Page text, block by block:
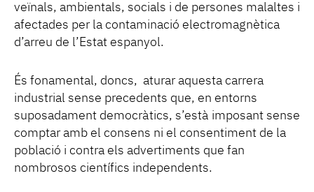
veïnals, ambientals, socials i de persones malaltes i
afectades per la contaminació electromagnètica
d’arreu de l’Estat espanyol.
És fonamental, doncs, aturar aquesta carrera
industrial sense precedents que, en entorns
suposadament democràtics, s’està imposant sense
comptar amb el consens ni el consentiment de la
població i contra els advertiments que fan
nombrosos científics independents.